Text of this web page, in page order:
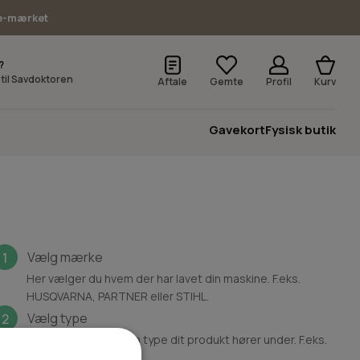
mærket
Savdoktoren
Aftale Gemte Profil Kurv
GavekortFysisk butik
1 Vælg mærke
Her vælger du hvem der har lavet din maskine. F.eks.
HUSQVARNA, PARTNER eller STIHL.
2 Vælg type
Her vælger du hvilken type dit produkt hører under. F.eks.